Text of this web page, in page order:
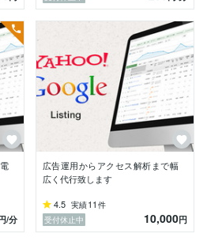
告
告
/分
広告運用からアクセス解析まで幅
広く代行致します
4.5 実績11 件
受付休止中
10,000円